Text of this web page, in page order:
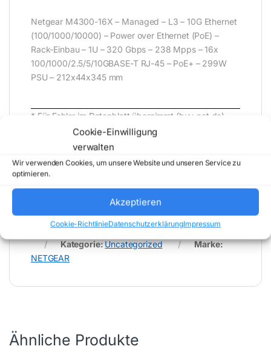
Cookie-Einwilligung
verwalten
Wir verwenden Cookies, um unsere Website und unseren Service zu
optimieren.
Akzeptieren
Cookie-RichtlinieDatenschutzerklärungImpressum
Netgear M4300-16X – Managed – L3 – 10G Ethernet
(100/1000/10000) – Power over Ethernet (PoE) –
Rack-Einbau – 1U – 320 Gbps – 238 Mpps – 16x
100/1000/2.5/5/10GBASE-T RJ-45 – PoE+ – 299W
PSU – 212x44x345 mm
* Für Fehler im Datenblatt übernimmt (buy-net.de)
Comstex GmbH & Co. KG keine Haftung (
202608062000 )
Artikelnummer:XSM4316PA-100NES
Kategorie:Uncategorized
Marke:
NETGEAR
Ähnliche Produkte